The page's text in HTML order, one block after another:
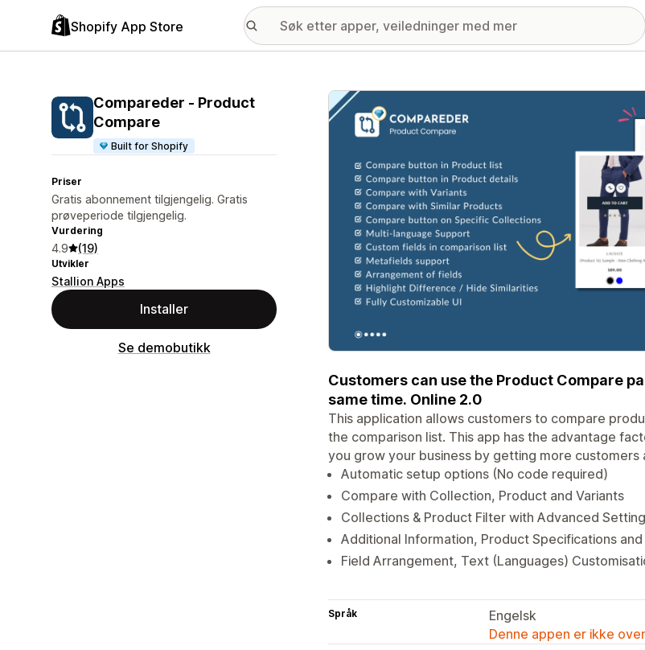
Shopify App Store
Compareder ‑ Product
Compare
Built for Shopify
Priser
Gratis abonnement tilgjengelig. Gratis
prøveperiode tilgjengelig.
Vurdering
4.9 (19)
Utvikler
Stallion Apps
Installer
Se demobutikk
Galleri med fremhevede bilder
Customers can use the Product Compare
same time. Online 2.0
This application allows customers to compare
the comparison list. This app has the advantage
you grow your business by getting more customers
Automatic setup options (No code required)
Compare with Collection, Product and Variants
Collections & Product Filter with Advanced
Additional Information, Product Specifications
Field Arrangement, Text (Languages)
Språk
Engelsk
Denne appen er ikke